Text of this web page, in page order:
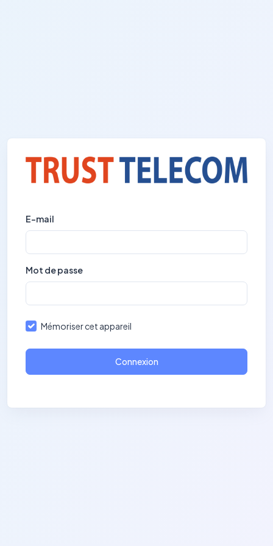
E-mail
Mot de passe
Mémoriser cet appareil
Connexion